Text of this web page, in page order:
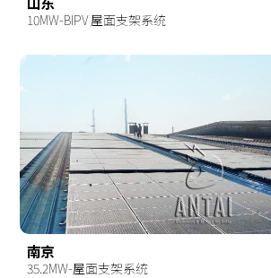
10MW-BIPV 屋面支架系统
南京
35.2MW-屋面支架系统